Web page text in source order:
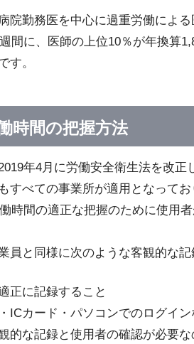
院勤務医を中心に過重労働によ
間に、医師の上位10％が年換算
す。
時間の把握方法
年4月に労働安全衛生法を改
べての事業所が適用となってお
時間の適正な把握のために使用
員と同様に次のような客観的な
正に記録すること
カード・パソコンでのログイン
な記録と使用者の確認が必要な